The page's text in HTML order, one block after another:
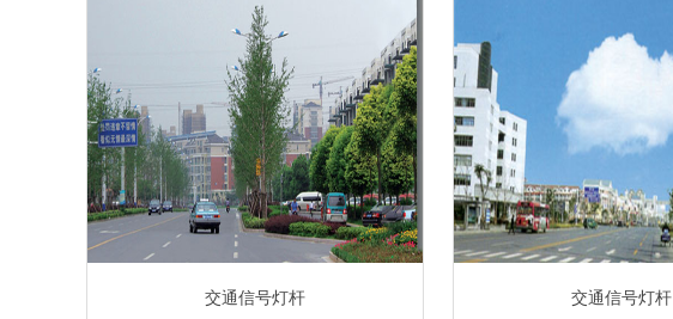
交通信号灯杆 交通信号灯杆